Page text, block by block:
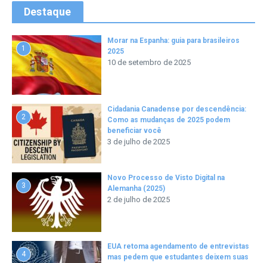
Destaque
1
Morar na Espanha: guia para brasileiros
2025
10 de setembro de 2025
2
Cidadania Canadense por descendência:
Como as mudanças de 2025 podem
beneficiar você
3 de julho de 2025
3
Novo Processo de Visto Digital na
Alemanha (2025)
2 de julho de 2025
4
EUA retoma agendamento de entrevistas
mas pedem que estudantes deixem suas